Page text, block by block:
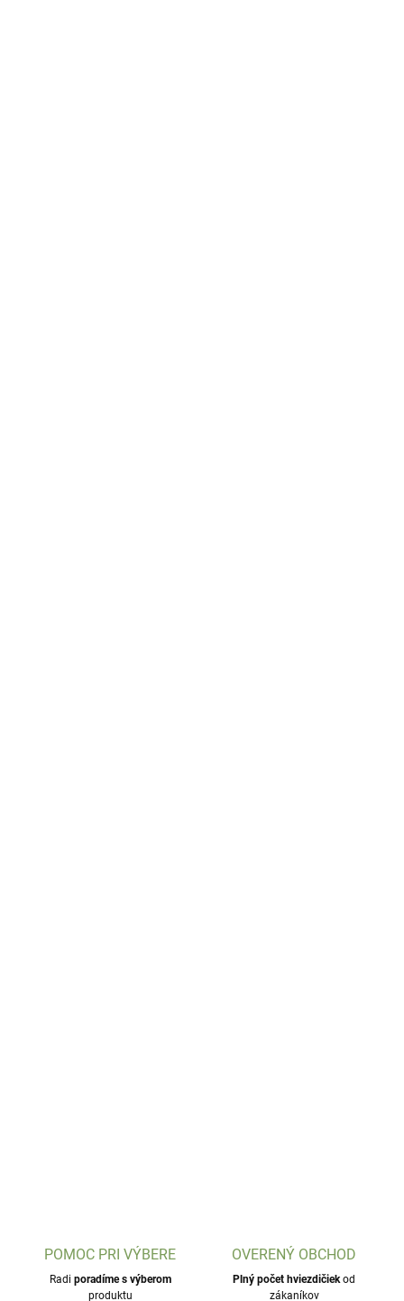
POMOC PRI VÝBERE
Radi poradíme s výberom
produktu
OVERENÝ OBCHOD
Plný počet hviezdičiekod
zákaníkov